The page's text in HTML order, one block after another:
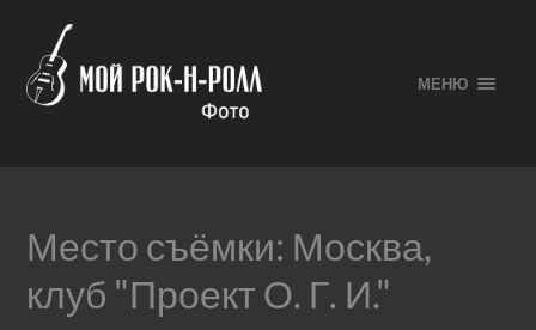
МЕНЮ
Место съёмки: Москва,
клуб "Проект О. Г. И."